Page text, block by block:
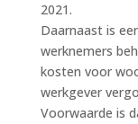
2021.
Daarnaast is
werknemers
kosten voor
werkgever
Voorwaarde is